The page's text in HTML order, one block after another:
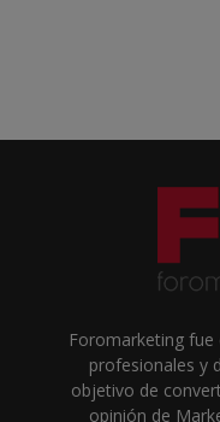
Foromarketing
profesionales y
objetivo de
opinión de